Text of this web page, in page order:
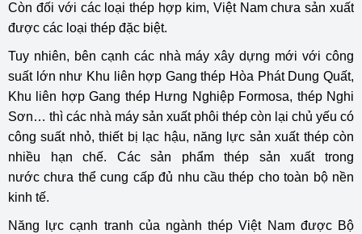
Còn đối với các loại thép hợp kim, Việt Nam chưa sản xuất
được các loại thép đặc biệt.
Tuy nhiên, bên cạnh các nhà máy xây dựng mới với công
suất lớn như Khu liên hợp Gang thép Hòa Phát Dung Quất,
Khu liên hợp Gang thép Hưng Nghiệp Formosa, thép Nghi
Sơn… thì các nhà máy sản xuất phôi thép còn lại chủ yếu có
công suất nhỏ, thiết bị lạc hậu, năng lực sản xuất thép còn
nhiều hạn chế. Các sản phẩm thép sản xuất trong
nước chưa thể cung cấp đủ nhu cầu thép cho toàn bộ nền
kinh tế.
Năng lực cạnh tranh của ngành thép Việt Nam được Bộ